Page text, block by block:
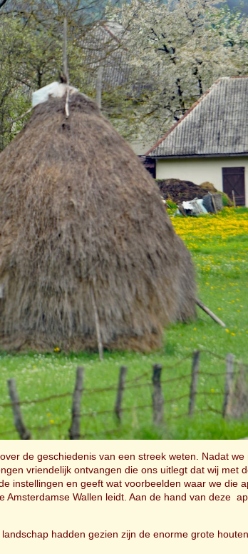
de geschiedenis van een streek weten. Nadat we
vriendelijk ontvangen die ons uitlegt dat wij met
instellingen en geeft wat voorbeelden waar we die
Wallen leidt. Aan de hand van deze
hadden gezien zijn de enorme grote houten